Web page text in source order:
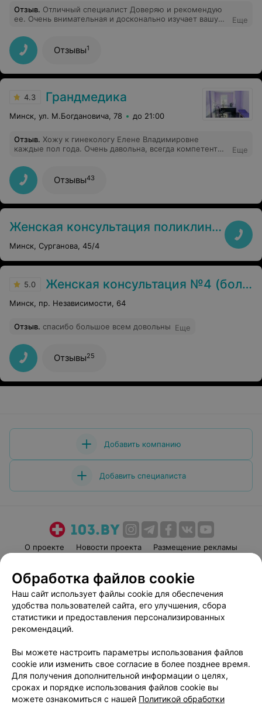
Отзыв. Отличный специалист Доверяю и рекомендую
ее. Очень внимательная и досконально изучает вашу
Еще
Отзывы1
4.3 Грандмедика
Минск, ул. М.Богдановича, 78 до 21:00
Отзыв. Хожу к гинекологу Елене Владимировне
каждые пол года. Очень давольна, всегда компетентно
Еще
Отзывы43
Женская консультация поликлиники №33 (студенческая)
Минск, Сурганова, 45/4
5.0 Женская консультация №4 (больница №1)
Минск, пр. Независимости, 64
Отзыв. спасибо большое всем довольны Еще
Отзывы25
Добавить компанию
Добавить специалиста
О проекте Новости проекта
Размещение рекламы
Пользовательское соглашение
Способы оплаты
Вакансии
Партнеры
Написать руководителю 103.by
Обработка персональных данных
Обработка файлов cookie
Наш сайт использует файлы cookie для обеспечения
удобства пользователей сайта, его улучшения, сбора
статистики и предоставления персонализированных
рекомендаций.
Вы можете настроить параметры использования файлов
cookie или изменить свое согласие в более позднее время.
Для получения дополнительной информации о целях,
сроках и порядке использования файлов cookie вы
можете ознакомиться с нашей Политикой обработки